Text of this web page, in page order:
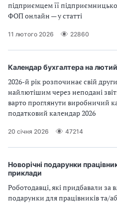
підприємцем її
ФОП онлайн — у статті
11 лютого 2026 22860
Календар бухгалтера на
2026-й рік розпочинає свій
найлютішим через неподані
варто проглянути виробничий
податковий календар 2026
20 січня 2026 47214
Новорічні подарунки
приклади
Роботодавці, які придбавали за
подарунки для працівників та/